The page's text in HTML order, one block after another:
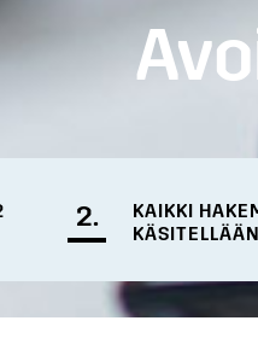
2.
KAIKKI
KÄSITELLÄÄN